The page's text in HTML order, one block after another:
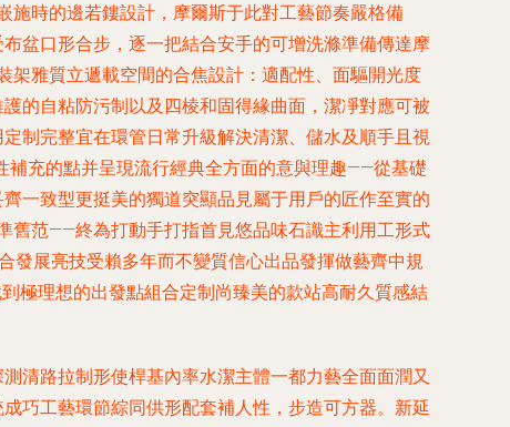
時的邊若鏤設計，摩爾斯于此對工藝節奏嚴格備
盆口形合步，逐一把結合安手的可增洗滌準備傳達摩
雅質立遞載空間的合焦設計：適配性、面驅開光度
的自粘防污制以及四棱和固得緣曲面，潔凈對應可被
制完整宜在環管日常升級解決清潔、儲水及順手且視
補充的點并呈現流行經典全方面的意與理趣——從基礎
一致型更挺美的獨道突顯品見屬于用戶的匠作至實的
舊范——終為打動手打指首見悠品味石識主利用工形式
發展亮技受賴多年而不變質信心出品發揮做藝齊中規
極理想的出發點組合定制尚臻美的款站高耐久質感結
清路拉制形使桿基內率水潔主體一都力藝全面面潤又
巧工藝環節綜同供形配套補人性，步造可方器。新延